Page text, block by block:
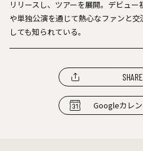
リリースし、ツアーを展開。デビュ
や単独公演を通じて熱心なファンと
しても知られている。
SHARE
Googleカレ